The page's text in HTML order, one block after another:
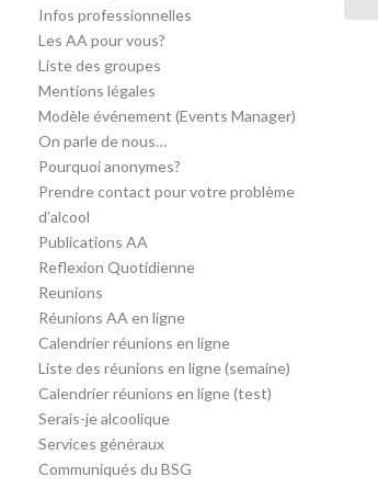
Infos professionnelles
Les AA pour vous?
Liste des groupes
Mentions légales
Modèle événement (Events Manager)
On parle de nous…
Pourquoi anonymes?
Prendre contact pour votre problème
d’alcool
Publications AA
Reflexion Quotidienne
Reunions
Réunions AA en ligne
Calendrier réunions en ligne
Liste des réunions en ligne (semaine)
Calendrier réunions en ligne (test)
Serais-je alcoolique
Services généraux
Communiqués du BSG